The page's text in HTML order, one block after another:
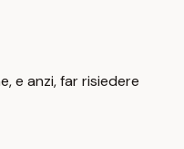
e anzi, far risiedere